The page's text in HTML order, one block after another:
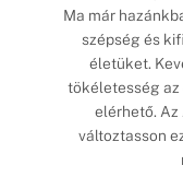
Ma már
szépség és
életüket.
tökéletesség az
elérhető. Az
változtasson